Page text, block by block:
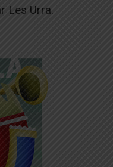
Les Urra.